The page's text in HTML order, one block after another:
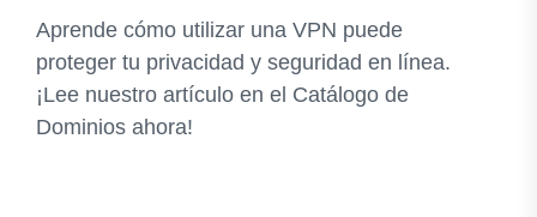
Aprende cómo utilizar una VPN puede
proteger tu privacidad y seguridad en línea.
¡Lee nuestro artículo en el Catálogo de
Dominios ahora!